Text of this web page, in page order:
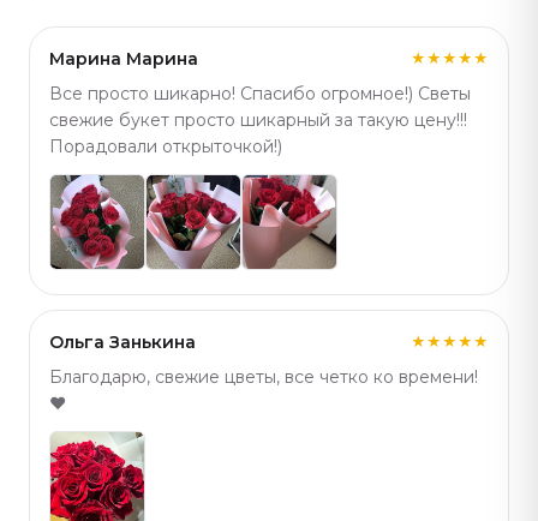
Марина Марина ★★★★★
Все просто шикарно! Спасибо огромное!) Светы
свежие букет просто шикарный за такую цену!!!
Порадовали открыточкой!)
Ольга Занькина ★★★★★
Благодарю, свежие цветы, все четко ко времени!
❤️